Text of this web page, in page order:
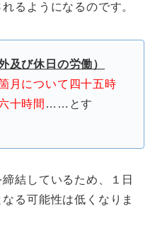
るようになるのです。
及び休日の労働）
月について四十五時
十時間 ……とす
結しているため、１日
る可能性は低くなりま